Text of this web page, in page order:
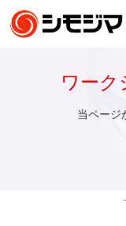
ワーク
当ページ